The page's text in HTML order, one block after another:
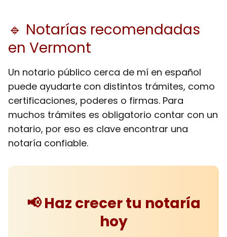
🔹 Notarías recomendadas
en Vermont
Un notario público cerca de mí en español
puede ayudarte con distintos trámites, como
certificaciones, poderes o firmas. Para
muchos trámites es obligatorio contar con un
notario, por eso es clave encontrar una
notaría confiable.
📢 Haz crecer tu notaría
hoy